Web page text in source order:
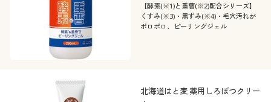
【酵素(※1)と重曹(※2)配合シリーズ】
くすみ(※3)・黒ずみ(※4)・毛穴汚れが
ポロポロ、ピーリングジェル
北海道はと麦 薬用しろぽつクリー